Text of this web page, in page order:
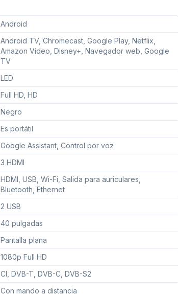
Android
Android TV, Chromecast, Google Play, Netflix,
Amazon Video, Disney+, Navegador web, Google
TV
LED
Full HD, HD
Negro
Es portátil
Google Assistant, Control por voz
3 HDMI
HDMI, USB, Wi-Fi, Salida para auriculares,
Bluetooth, Ethernet
2 USB
40 pulgadas
Pantalla plana
1080p Full HD
CI, DVB-T, DVB-C, DVB-S2
Con mando a distancia